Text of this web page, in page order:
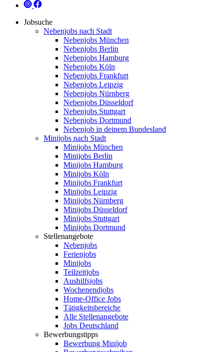
Jobsuche
Nebenjobs nach Stadt
Nebenjobs München
Nebenjobs Berlin
Nebenjobs Hamburg
Nebenjobs Köln
Nebenjobs Frankfurt
Nebenjobs Leipzig
Nebenjobs Nürnberg
Nebenjobs Düsseldorf
Nebenjobs Stuttgart
Nebenjobs Dortmund
Nebenjob in deinem Bundesland
Minijobs nach Stadt
Minijobs München
Minijobs Berlin
Minijobs Hamburg
Minijobs Köln
Minijobs Frankfurt
Minijobs Leipzig
Minijobs Nürnberg
Minijobs Düsseldorf
Minijobs Stuttgart
Minijobs Dortmund
Stellenangebote
Nebenjobs
Ferienjobs
Minijobs
Teilzeitjobs
Aushilfsjobs
Wochenendjobs
Home-Office Jobs
Tätigkeitsbereiche
Alle Stellenangebote
Jobs Deutschland
Bewerbungstipps
Bewerbung Minijob